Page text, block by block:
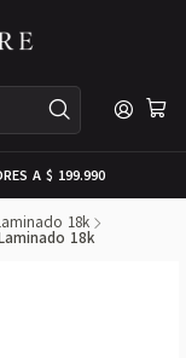
A $ 199.990
18k
18k